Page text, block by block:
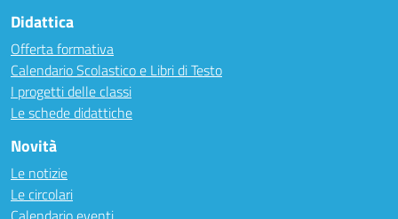
Didattica
Offerta formativa
Calendario Scolastico e Libri di Testo
I progetti delle classi
Le schede didattiche
Novità
Le notizie
Le circolari